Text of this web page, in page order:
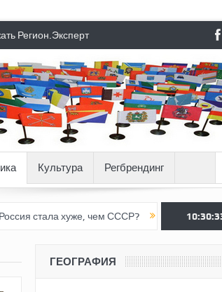
Регион.Эксперт
Культура Регбрендинг
хуже, чем СССР? Вертикаль под
ГЕОГРАФИЯ